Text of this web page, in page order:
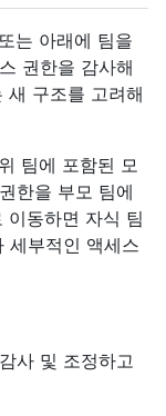
는 아래에 팀을
권한을 감사해
새 구조를 고려해
팀에 포함된 모
한을 부모 팀에
이동하면 자식 팀
세부적인 액세스
사 및 조정하고